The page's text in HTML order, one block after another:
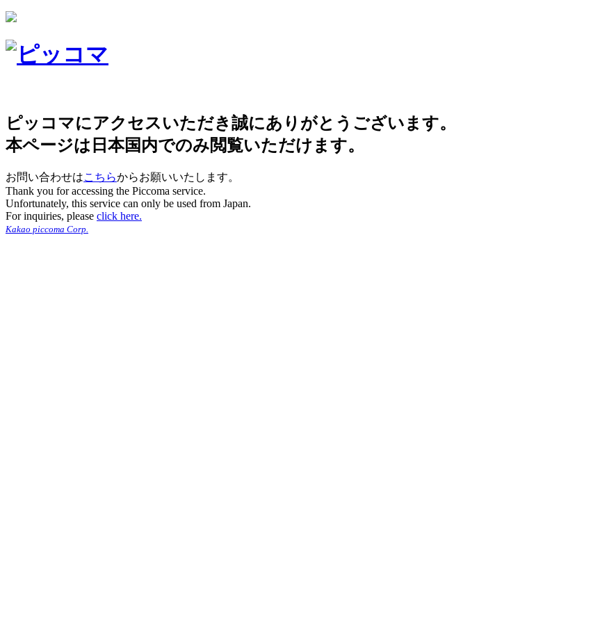
ピッコマにアクセスいただき誠にありがとうございます。
本ページは日本国内でのみ閲覧いただけます。
お問い合わせはこちらからお願いいたします。
Thank you for accessing the Piccoma service.
Unfortunately, this service can only be used from Japan.
For inquiries, please click here.
Kakao piccoma Corp.